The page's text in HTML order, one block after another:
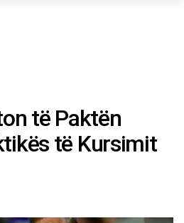
të Paktën
të Kursimit